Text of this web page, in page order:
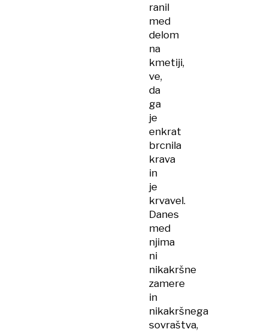
ranil
med
delom
na
kmetiji,
ve,
da
ga
je
enkrat
brcnila
krava
in
je
krvavel.
Danes
med
njima
ni
nikakršne
zamere
in
nikakršnega
sovraštva,